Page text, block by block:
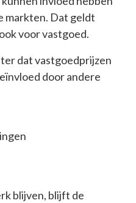
markten. Dat geldt
voor vastgoed.
dat vastgoedprijzen
door andere
blijven, blijft de